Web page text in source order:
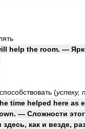
help the room. —
(успеху,
time helped here as
— Сложности
как и везде,